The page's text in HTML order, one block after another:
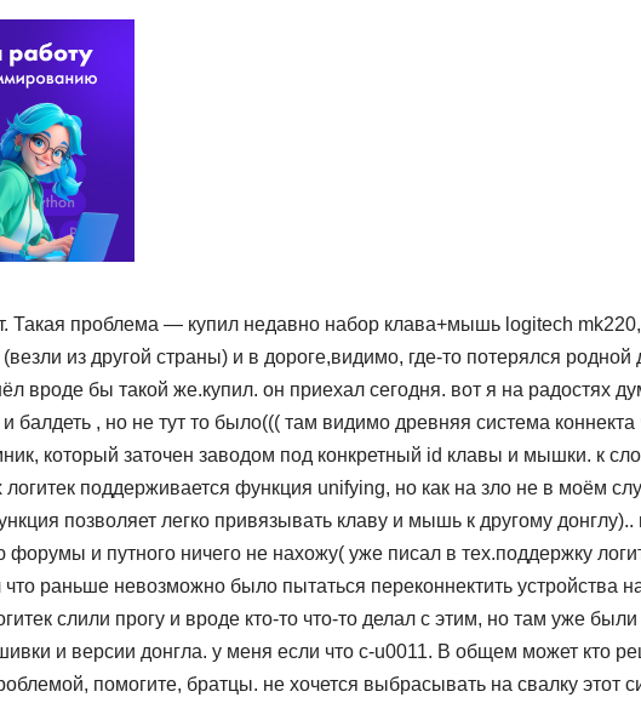
Такая проблема — купил недавно набор клава+мышь logitech
(везли из другой страны) и в дороге,видимо, где-то потерялся родной
вроде бы такой же.купил. он приехал сегодня. вот я на радостях
и балдеть , но не тут то было((( там видимо древняя система
который заточен заводом под конкретный id клавы и мышки. к
логитек поддерживается функция unifying, но как на зло не в моём
позволяет легко привязывать клаву и мышь к другому
форумы и путного ничего не нахожу( уже писал в тех.поддержку
что раньше невозможно было пытаться переконнектить устройства
слили прогу и вроде кто-то что-то делал с этим, но там уже
и версии донгла. у меня если что c-u0011. В общем может кто
помогите, братцы. не хочется выбрасывать на свалку этот